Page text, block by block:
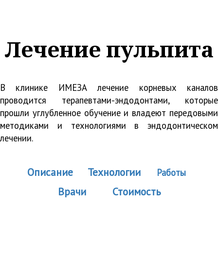
Лечение пульпита
В клинике ИМЕЗА лечение корневых каналов
проводится терапевтами-эндодонтами, которые
прошли углубленное обучение и владеют передовыми
методиками и технологиями в эндодонтическом
лечении.
Описание Технологии Работы
Врачи Стоимость